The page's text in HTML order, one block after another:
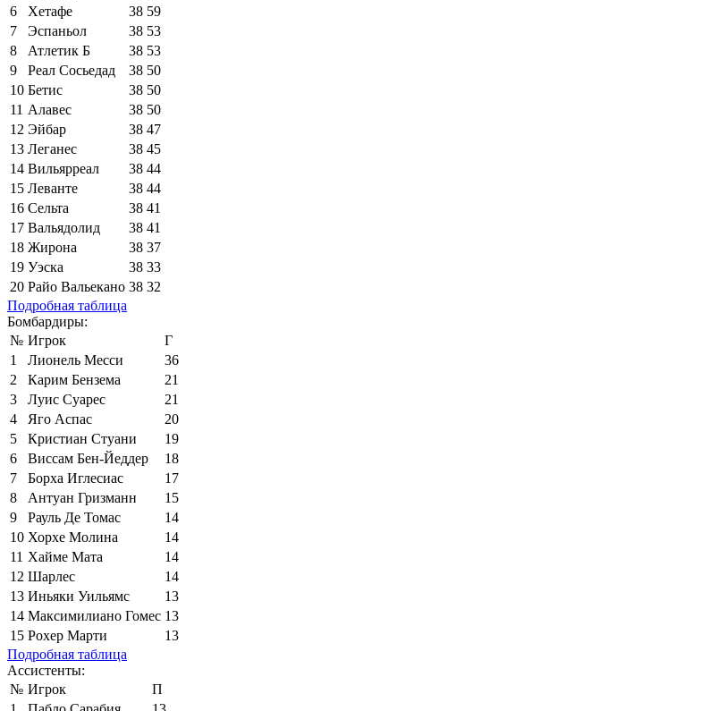
6
Хетафе 38 59
7
Эспаньол 38 53
8
Атлетик Б 38 53
9
Реал Сосьедад 38 50
10 Бетис 38 50
11 Алавес 38 50
12 Эйбар 38 47
13 Леганес 38 45
14 Вильярреал 38 44
15 Леванте 38 44
16 Сельта 38 41
17 Вальядолид 38 41
18 Жирона 38 37
19 Уэска 38 33
20 Райо Вальекано 38 32
Подробная таблица
Бомбардиры:
№ Игрок
Г
1
Лионель Месси
36
2
Карим Бензема
21
3
Луис Суарес
21
4
Яго Аспас
20
5
Кристиан Стуани
19
6
Виссам Бен-Йеддер
18
7
Борха Иглесиас
17
8
Антуан Гризманн
15
9
Рауль Де Томас
14
10 Хорхе Молина
14
11 Хайме Мата
14
12 Шарлес
14
13 Иньяки Уильямс
13
14 Максимилиано Гомес 13
15 Рохер Марти
13
Подробная таблица
Ассистенты:
№ Игрок
П